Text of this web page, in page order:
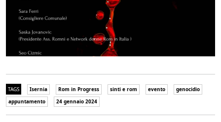
TAGS Isernia Rom in Progress sinti e rom evento
genocidio
appuntamento
24 gennaio 2024